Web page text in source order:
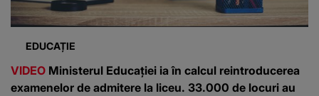
EDUCAȚIE
VIDEO Ministerul Educației ia în calcul reintroducerea
examenelor de admitere la liceu. 33.000 de locuri au